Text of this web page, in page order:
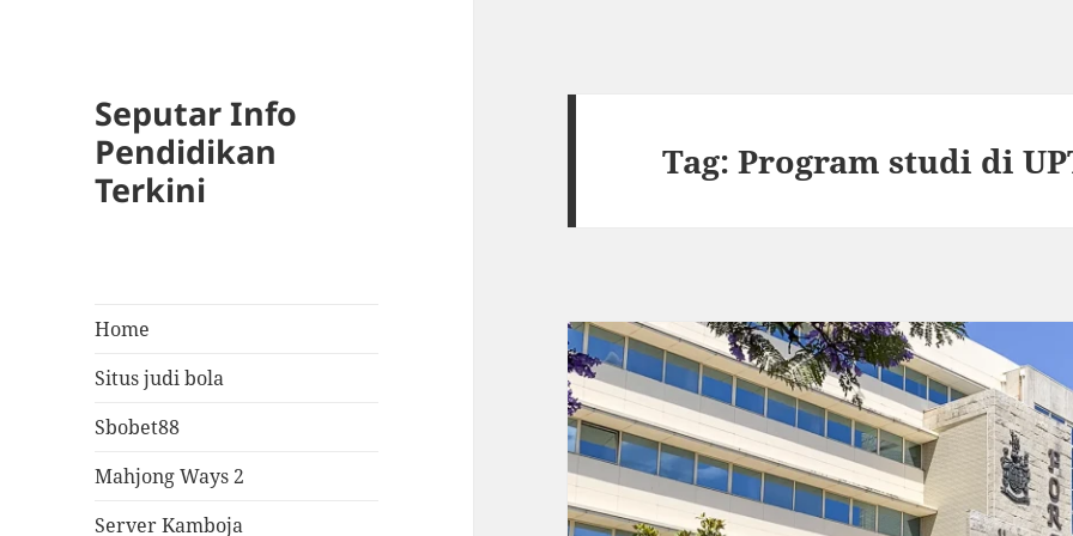
Seputar Info
Pendidikan
Terkini
Home
Situs judi bola
Sbobet88
Mahjong Ways 2
Server Kamboja
Tag:Program studi di